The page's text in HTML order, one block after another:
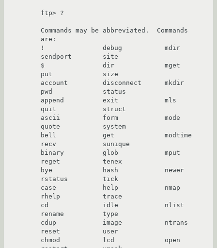
ftp> ?
Commands may be abbreviated.  Commands
are:
!               debug           mdir
sendport        site
$               dir             mget
put             size
account         disconnect      mkdir
pwd             status
append          exit            mls
quit            struct
ascii           form            mode
quote           system
bell            get             modtime
recv            sunique
binary          glob            mput
reget           tenex
bye             hash            newer
rstatus         tick
case            help            nmap
rhelp           trace
cd              idle            nlist
rename          type
cdup            image           ntrans
reset           user
chmod           lcd             open